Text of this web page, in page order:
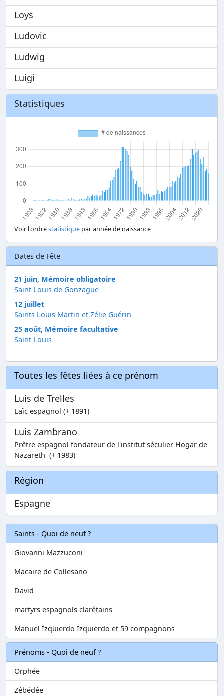
Loys
Ludovic
Ludwig
Luigi
Statistiques
Voir l'ordrestatistique par année de naissance
Dates de Fête
21 juin, Mémoire obligatoire
Saint Louis de Gonzague
12 juillet
Saints Louis Martin et Zélie Guérin
25 août, Mémoire facultative
Saint Louis
Toutes les fêtes liées à ce prénom
Luis de Trelles
Laïc espagnol (+ 1891)
Luis Zambrano
Prêtre espagnol fondateur de l'institut séculier Hogar de
Nazareth (+ 1983)
Région
Espagne
Saints - Quoi de neuf ?
Giovanni Mazzuconi
Macaire de Collesano
David
martyrs espagnols clarétains
Manuel Izquierdo Izquierdo et 59 compagnons
Prénoms - Quoi de neuf ?
Orphée
Zébédée